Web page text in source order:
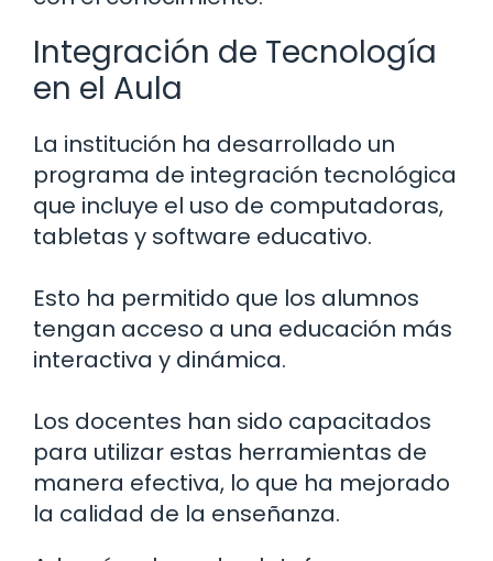
Integración de Tecnología
en el Aula
La institución ha desarrollado un
programa de integración tecnológica
que incluye el uso de computadoras,
tabletas y software educativo.
Esto ha permitido que los alumnos
tengan acceso a una educación más
interactiva y dinámica.
Los docentes han sido capacitados
para utilizar estas herramientas de
manera efectiva, lo que ha mejorado
la calidad de la enseñanza.